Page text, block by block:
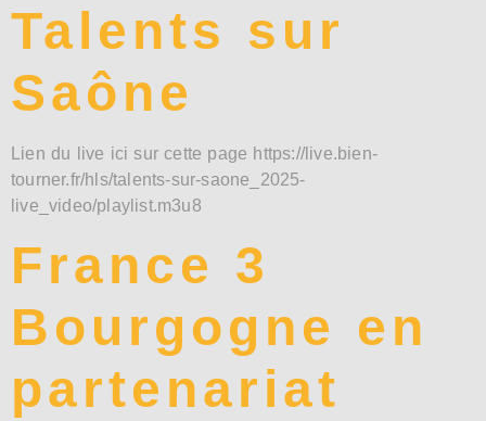
Talents sur
Saône
Lien du live ici sur cette page https://live.bien-
tourner.fr/hls/talents-sur-saone_2025-
live_video/playlist.m3u8
France 3
Bourgogne en
partenariat